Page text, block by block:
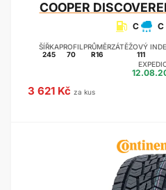
COOPER
C C
ŠÍŘKA
245
PROFIL
70
PRŮMĚR
R16
ZÁTĚŽOVÝ
111
3 621 Kč za kus